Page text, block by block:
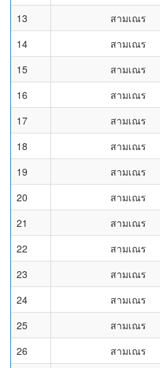
13
สามเณร
14
สามเณร
15
สามเณร
16
สามเณร
17
สามเณร
18
สามเณร
19
สามเณร
20
สามเณร
21
สามเณร
22
สามเณร
23
สามเณร
24
สามเณร
25
สามเณร
26
สามเณร